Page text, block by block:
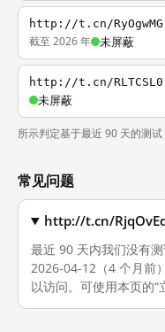
http://t.cn/RyOgwMG
截至 2026 年 未屏蔽
http://t.cn/RLTCSL0
未屏蔽
所示判定基于最近 90 天的测试
常见问题
http://t.cn/RjqOvEq
最近 90 天内我们没有
2026-04-12（4 个月前
以访问。可使用本页的“